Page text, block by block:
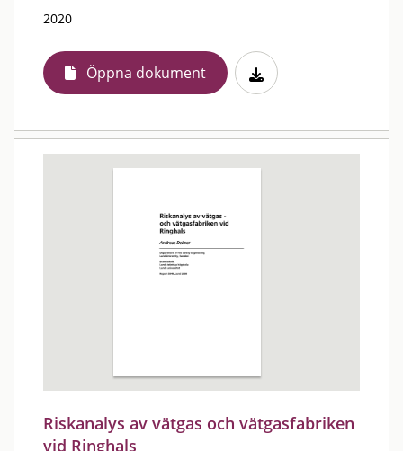
2020
Öppna dokument
Riskanalys av vätgas och vätgasfabriken
vid Ringhals